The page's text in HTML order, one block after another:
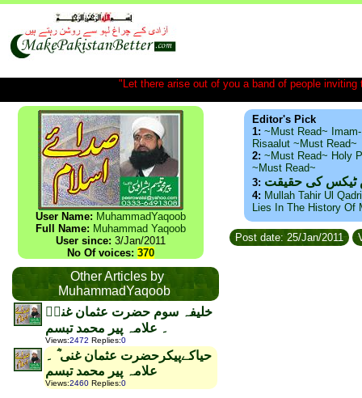
"Let there arise out of you a band of people
User Name: MuhammadYaqoob
Full Name: Muhammad Yaqoob
User since: 3/Jan/2011
No Of voices: 370
Other Articles by
MuhammadYaqoob
خلیفہ سوم حضرت عثمان غنیؓ
۔ علامہ پیر محمد تبسم
Views:2472 Replies:0
حیاکےپیکرحضرت عثمان غنی ؓ ۔
علامہ پیر محمد تبسم
Views:2460 Replies:0
Editor's Pick
1: ~Must Read~
Risaalut ~Must Read~
2: ~Must Read~ Holy
~Must Read~
3: ٹیکس کی حقیقت
4: Mullah Tahir Ul
Lies In The History Of
Post date: 25/Jan/2011